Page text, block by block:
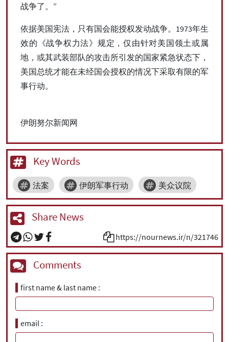
战争了。”
依据美国宪法，只有国会能授权发动战争。1973年生
效的《战争权力法》规定，仅由针对美国领土或属
地，或其武装部队的攻击所引发的国家紧急状态下，
美国总统才能在未经国会授权的情况下采取有限的军
事行动。
伊朗努尔新闻网
Key Words
法案 伊朗军事行动 美众议院
Share News
https://nournews.ir/n/321746
Comments
first name & last name
email